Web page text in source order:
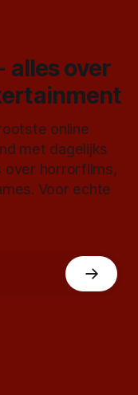
alles over
online
met dagelijks
over horrorfilms,
Voor echte